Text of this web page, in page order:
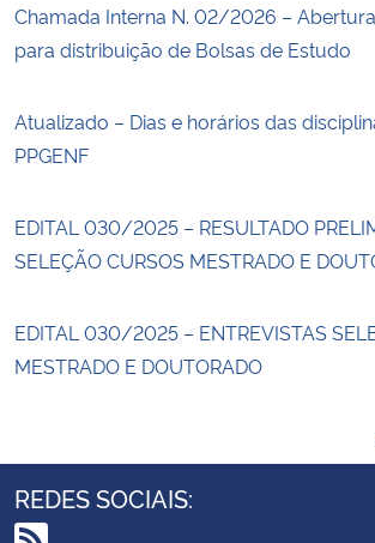
Chamada Interna N. 02/2026 –
para distribuição de Bolsas de Estudo
Atualizado – Dias e horários das
PPGENF
EDITAL 030/2025 – RESULTADO
SELEÇÃO CURSOS MESTRADO E
EDITAL 030/2025 – ENTREVISTAS
MESTRADO E DOUTORADO
REDES SOCIAIS: